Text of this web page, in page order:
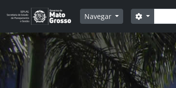
Skip to main content
Navegar
Buscar
Opções